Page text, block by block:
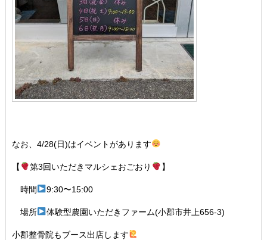
なお、4/28(日)はイベントがあります
【 第3回いただきマルシェおごおり 】
時間 9:30〜15:00
場所 体験型農園いただきファーム(小郡市井上656-3)
小郡整骨院もブース出店します